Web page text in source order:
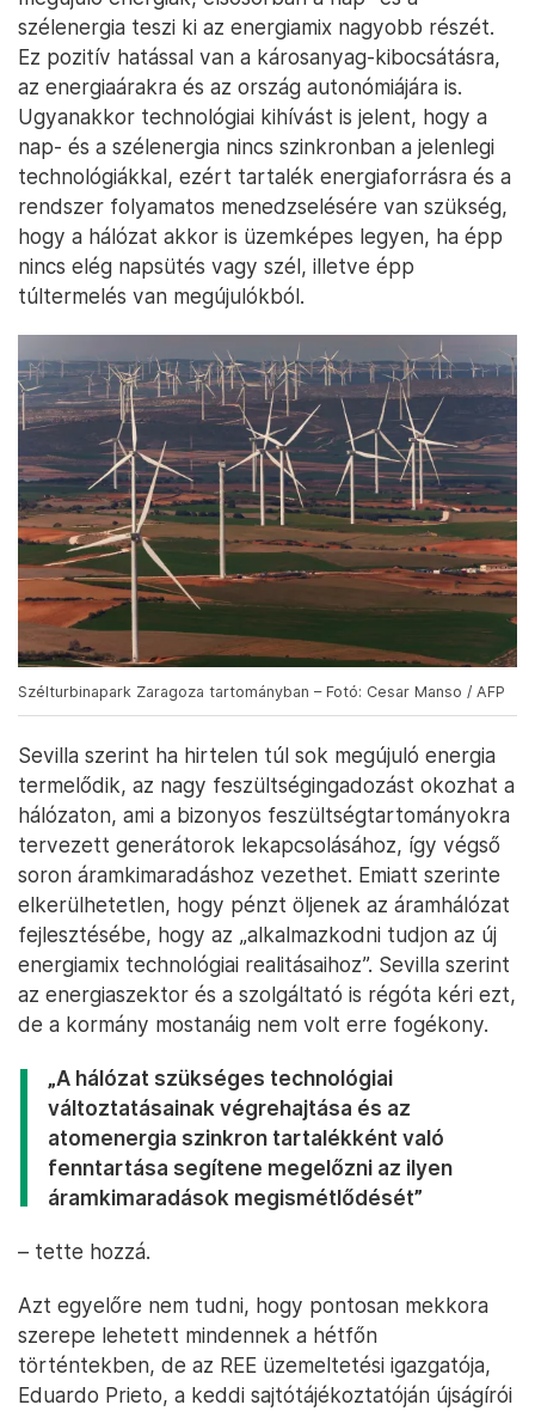
szélenergia teszi ki az energiamix nagyobb részét.
Ez pozitív hatással van a károsanyag-kibocsátásra,
az energiaárakra és az ország autonómiájára is.
Ugyanakkor technológiai kihívást is jelent, hogy a
nap- és a szélenergia nincs szinkronban a jelenlegi
technológiákkal, ezért tartalék energiaforrásra és a
rendszer folyamatos menedzselésére van szükség,
hogy a hálózat akkor is üzemképes legyen, ha épp
nincs elég napsütés vagy szél, illetve épp
túltermelés van megújulókból.
Szélturbinapark Zaragoza tartományban – Fotó: Cesar Manso / AFP
Sevilla szerint ha hirtelen túl sok megújuló energia
termelődik, az nagy feszültségingadozást okozhat a
hálózaton, ami a bizonyos feszültségtartományokra
tervezett generátorok lekapcsolásához, így végső
soron áramkimaradáshoz vezethet. Emiatt szerinte
elkerülhetetlen, hogy pénzt öljenek az áramhálózat
fejlesztésébe, hogy az „alkalmazkodni tudjon az új
energiamix technológiai realitásaihoz”. Sevilla szerint
az energiaszektor és a szolgáltató is régóta kéri ezt,
de a kormány mostanáig nem volt erre fogékony.
„A hálózat szükséges technológiai
változtatásainak végrehajtása és az
atomenergia szinkron tartalékként való
fenntartása segítene megelőzni az ilyen
áramkimaradások megismétlődését”
– tette hozzá.
Azt egyelőre nem tudni, hogy pontosan mekkora
szerepe lehetett mindennek a hétfőn
történtekben, de az REE üzemeltetési igazgatója,
Eduardo Prieto, a keddi sajtótájékoztatóján újságírói